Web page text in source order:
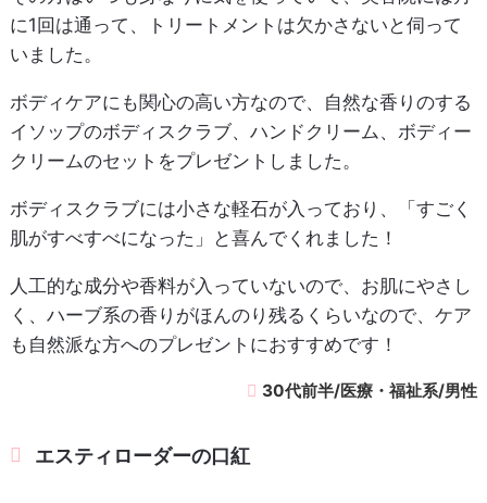
に1回は通って、トリートメントは欠かさないと伺って
いました。
ボディケアにも関心の高い方なので、自然な香りのする
イソップのボディスクラブ、ハンドクリーム、ボディー
クリームのセットをプレゼントしました。
ボディスクラブには小さな軽石が入っており、「すごく
肌がすべすべになった」と喜んでくれました！
人工的な成分や香料が入っていないので、お肌にやさし
く、ハーブ系の香りがほんのり残るくらいなので、ケア
も自然派な方へのプレゼントにおすすめです！
30代前半/医療・福祉系/男性
エスティローダーの口紅